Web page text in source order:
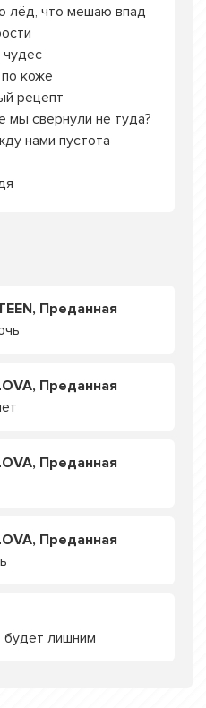
лёд, что мешаю впад
коже
рецепт
мы свернули не туда?
нами пустота
Преданная
Преданная
Преданная
Преданная
лишним